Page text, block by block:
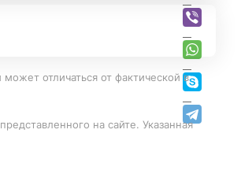
отличаться от фактической в
на сайте. Указанная